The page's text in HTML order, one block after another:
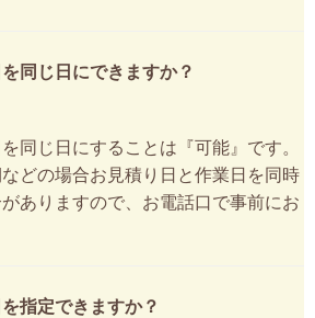
同じ日にできますか？
同じ日にすることは『可能』です。
どの場合お見積り日と作業日を同時
ありますので、お電話口で事前にお
指定できますか？